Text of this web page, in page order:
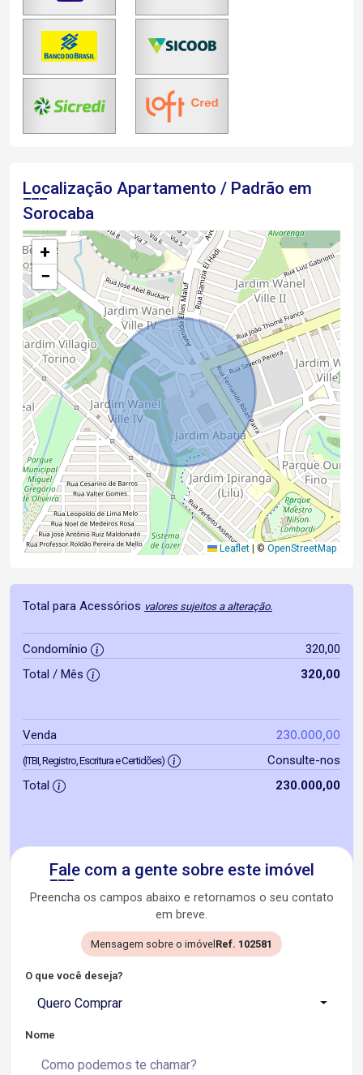
Localização Apartamento / Padrão em
Sorocaba
+
−
Leaflet | ©OpenStreetMap
Total para Acessórios valores sujeitos a alteração.
Condomínio
320,00
Total / Mês
320,00
Venda 230.000,00
(ITBI, Registro, Escritura e Certidões)
Consulte-nos
Total
230.000,00
Fale com a gente sobre este imóvel
Preencha os campos abaixo e retornamos o seu contato
em breve.
Mensagem sobre o imóvelRef. 102581
O que você deseja?
Quero Comprar
Nome